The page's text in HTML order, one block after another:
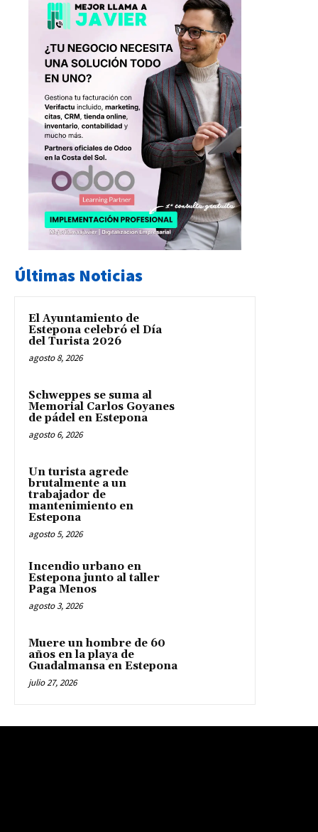
Últimas Noticias
El Ayuntamiento de
Estepona celebró el Día
del Turista 2026
agosto 8, 2026
Schweppes se suma al
Memorial Carlos Goyanes
de pádel en Estepona
agosto 6, 2026
Un turista agrede
brutalmente a un
trabajador de
mantenimiento en
Estepona
agosto 5, 2026
Incendio urbano en
Estepona junto al taller
Paga Menos
agosto 3, 2026
Muere un hombre de 60
años en la playa de
Guadalmansa en Estepona
julio 27, 2026